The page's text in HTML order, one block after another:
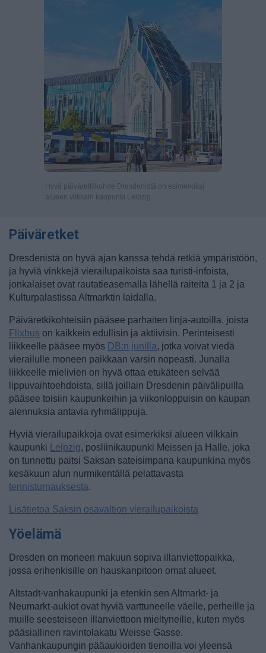
Hyvä päiväretkikohde Dresdenistä on esimerkiksi
alueen vilkkain kaupunki Leipzig.
Päiväretket
Dresdenistä on hyvä ajan kanssa tehdä retkiä ympäristöön,
ja hyviä vinkkejä vierailupaikoista saa turisti-infoista,
jonkalaiset ovat rautatieasemalla lähellä raiteita 1 ja 2 ja
Kulturpalastissa Altmarktin laidalla.
Päiväretkikohteisiin pääsee parhaiten linja-autoilla, joista
Flixbus on kaikkein edullisin ja aktiivisin. Perinteisesti
liikkeelle pääsee myös DB:n junilla, jotka voivat viedä
vierailulle moneen paikkaan varsin nopeasti. Junalla
liikkeelle mielivien on hyvä ottaa etukäteen selvää
lippuvaihtoehdoista, sillä joillain Dresdenin päivälipuilla
pääsee toisiin kaupunkeihin ja viikonloppuisin on kaupan
alennuksia antavia ryhmälippuja.
Hyviä vierailupaikkoja ovat esimerkiksi alueen vilkkain
kaupunki
Leipzig, posliinikaupunki Meissen ja Halle, joka
on tunnettu paitsi Saksan sateisimpana kaupunkina myös
kesäkuun alun nurmikentällä pelattavasta
tennisturnauksesta.
Lisätietoa Saksin osavaltion vierailupaikoista
Yöelämä
Dresden on moneen makuun sopiva illanviettopaikka,
jossa erihenkisille on hauskanpitoon omat alueet.
Altstadt-vanhakaupunki ja etenkin sen Altmarkt- ja
Neumarkt-aukiot ovat hyviä varttuneelle väelle, perheille ja
muille seesteiseen illanviettoon mieltyneille, kuten myös
pääsiallinen ravintolakatu Weisse Gasse.
Vanhankaupungin pääaukioiden tienoilla voi yleensä